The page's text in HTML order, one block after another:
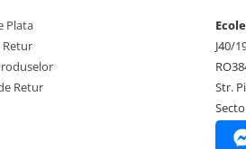
Plata
Retur
Retur
J40/
Str.